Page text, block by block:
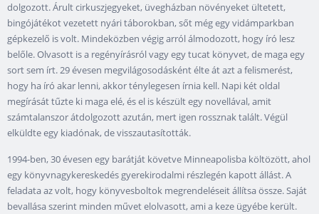
dolgozott. Árult cirkuszjegyeket, üvegházban növényeket ültetett,
bingójátékot vezetett nyári táborokban, sőt még egy vidámparkban
gépkezelő is volt. Mindeközben végig arról álmodozott, hogy író lesz
belőle. Olvasott is a regényírásról vagy egy tucat könyvet, de maga egy
sort sem írt. 29 évesen megvilágosodásként élte át azt a felismerést,
hogy ha író akar lenni, akkor ténylegesen írnia kell. Napi két oldal
megírását tűzte ki maga elé, és el is készült egy novellával, amit
számtalanszor átdolgozott azután, mert igen rossznak talált. Végül
elküldte egy kiadónak, de visszautasították.
1994-ben, 30 évesen egy barátját követve Minneapolisba költözött, ahol
egy könyvnagykereskedés gyerekirodalmi részlegén kapott állást. A
feladata az volt, hogy könyvesboltok megrendeléseit állítsa össze. Saját
bevallása szerint minden művet elolvasott, ami a keze ügyébe került.